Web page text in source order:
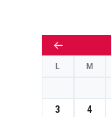
←
L M
3
4